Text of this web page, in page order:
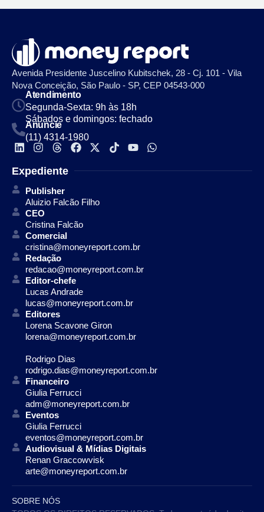
Avenida Presidente Juscelino Kubitschek, 28 - Cj. 101 - Vila
Nova Conceição, São Paulo - SP, CEP 04543-000
Atendimento
Segunda-Sexta: 9h às 18h
Sábados e domingos: fechado
Anuncie
(11) 4314-1980
Expediente
Publisher
Aluizio Falcão Filho
CEO
Cristina Falcão
Comercial
cristina@moneyreport.com.br
Redação
redacao@moneyreport.com.br
Editor-chefe
Lucas Andrade
lucas@moneyreport.com.br
Editores
Lorena Scavone Giron
lorena@moneyreport.com.br
Rodrigo Dias
rodrigo.dias@moneyreport.com.br
Financeiro
Giulia Ferrucci
adm@moneyreport.com.br
Eventos
Giulia Ferrucci
eventos@moneyreport.com.br
Audiovisual & Mídias Digitais
Renan Graccowvisk
arte@moneyreport.com.br
SOBRE NÓS